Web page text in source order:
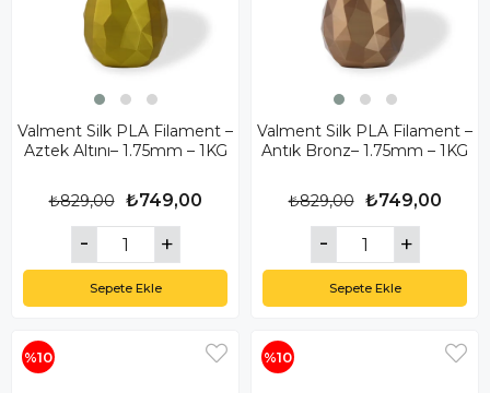
Valment Silk PLA Filament –
Aztek Altını– 1.75mm – 1KG
₺749,00
₺829,00
Sepete Ekle
Valment Silk PLA Filament –
Antık Bronz– 1.75mm – 1KG
₺749,00
₺829,00
Sepete Ekle
%10 %10